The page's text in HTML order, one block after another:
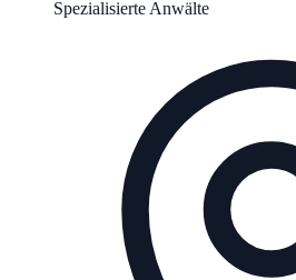
Spezialisierte Anwälte